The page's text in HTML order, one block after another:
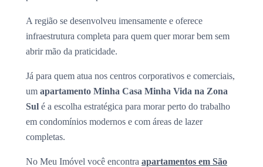
A região se desenvolveu imensamente e oferece
infraestrutura completa para quem quer morar bem sem
abrir mão da praticidade.
Já para quem atua nos centros corporativos e comerciais,
um apartamento Minha Casa Minha Vida na Zona
Sul é a escolha estratégica para morar perto do trabalho
em condomínios modernos e com áreas de lazer
completas.
No Meu Imóvel você encontra apartamentos em São